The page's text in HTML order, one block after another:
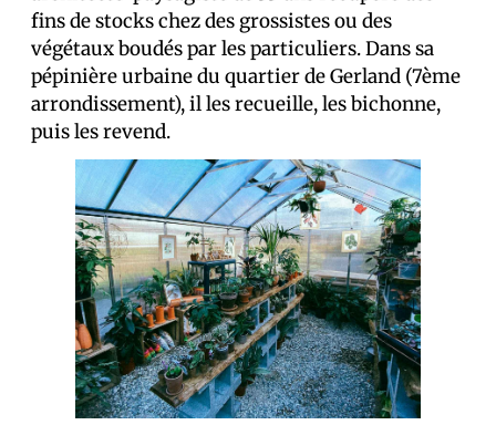
fins de stocks chez des grossistes ou des
végétaux boudés par les particuliers. Dans sa
pépinière urbaine du quartier de Gerland (7ème
arrondissement), il les recueille, les bichonne,
puis les revend.